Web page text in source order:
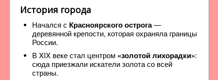
История города
Начался с Красноярского острога—
деревянной крепости, которая охраняла границы
России.
В XIX веке стал центром «золотой лихорадки»:
сюда приезжали искатели золота со всей
страны.